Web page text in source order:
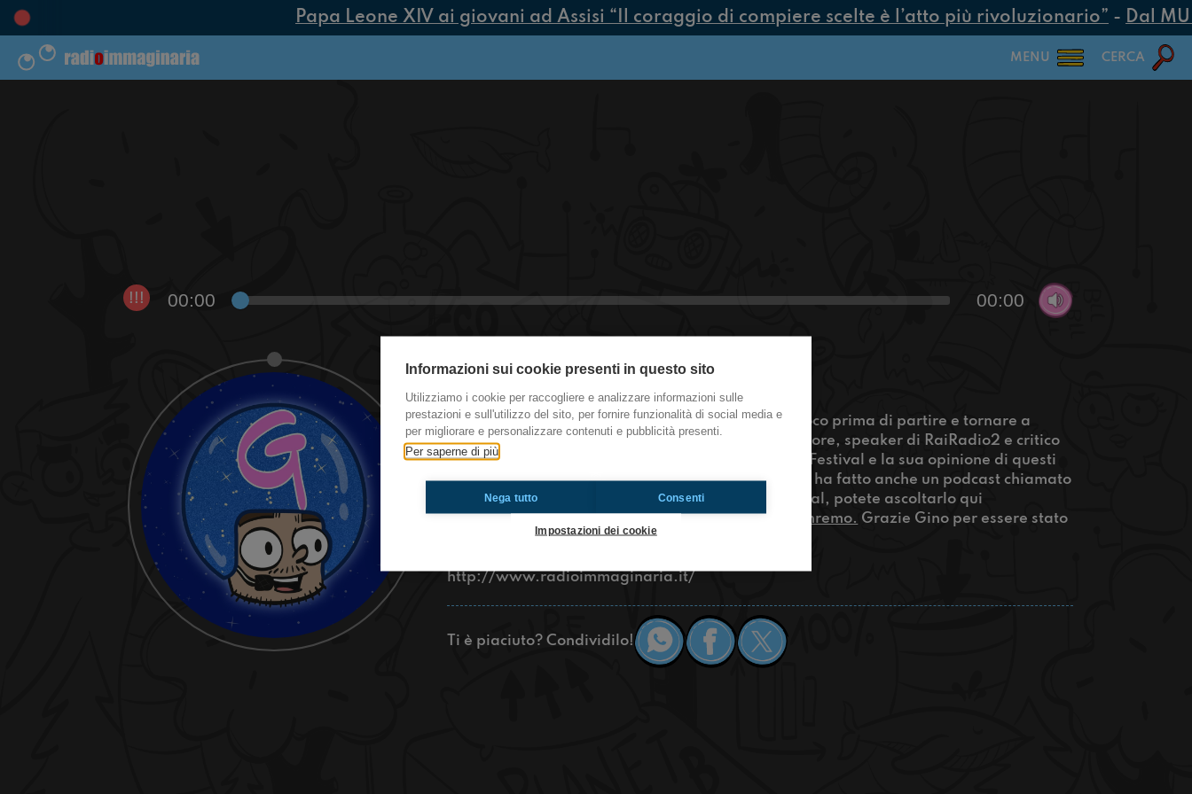
Papa Leone XIV ai giovani ad Assisi “Il coraggio di compiere scelte è l’atto più rivoluzionario”- Dal
MENU CERCA
!!! 00:00 00:00
Bella rega! Nel nostro ultimo giorno a Sanremo, poco prima di partire e tornare a
casa, abbiamo intervistato Gino Castaldo, conduttore, speaker di RaiRadio2 e critico
musicale che ci ha raccontato i dietro le quinte del Festival e la sua opinione di questi
giorni. Se volete approfondire ci ha raccontato che ha fatto anche un podcast chiamato
"Caffè Sanremo" commentando le serate del festival, potete ascoltarlo qui
https://www.raiplaysound.it/programmi/caffesanremo. Grazie Gino per essere stato
http://www.radioimmaginaria.it/
Ti è piaciuto? Condividilo!
Informazioni sui cookie presenti in questo sito
Utilizziamo i cookie per raccogliere e analizzare informazioni sulle
prestazioni e sull'utilizzo del sito, per fornire funzionalità di social media e
per migliorare e personalizzare contenuti e pubblicità presenti.
Per saperne di più
Nega tutto Consenti
Impostazioni dei cookie